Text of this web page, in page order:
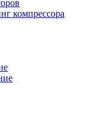
компрессора